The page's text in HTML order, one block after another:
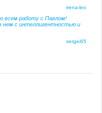
irena-leo
всем работу с Павлом!
нем с интеллигентностью и
sergei65